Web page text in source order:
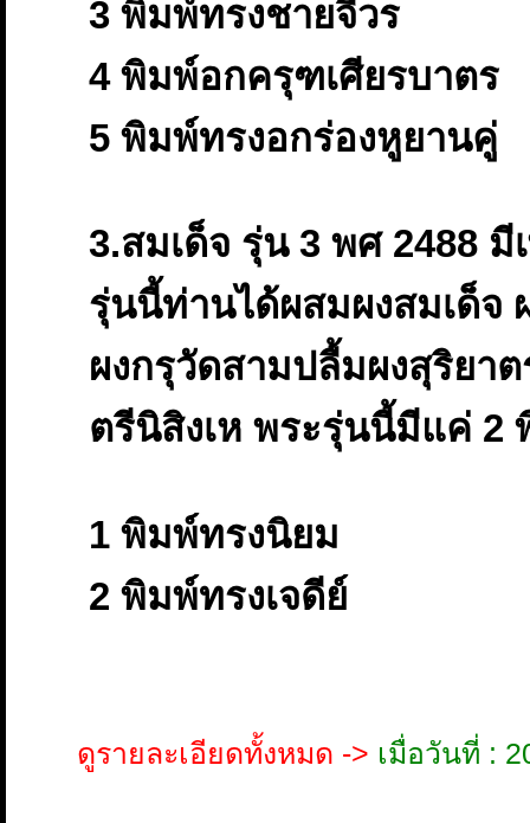
3 พิมพ์ทรงชายจีวร
4 พิมพ์อกครุฑเศียรบาตร
5 พิมพ์ทรงอกร่องหูยานคู่
3.สมเด็จ รุ่น 3 พศ 2488 มี
รุ่นนี้ท่านได้ผสมผงสมเด็จ
ผงกรุวัดสามปลื้มผงสุริยา
ตรีนิสิงเห พระรุ่นนี้มีแค่ 2
1 พิมพ์ทรงนิยม
2 พิมพ์ทรงเจดีย์
ดูรายละเอียดทั้งหมด -> เมื่อวันที่ :